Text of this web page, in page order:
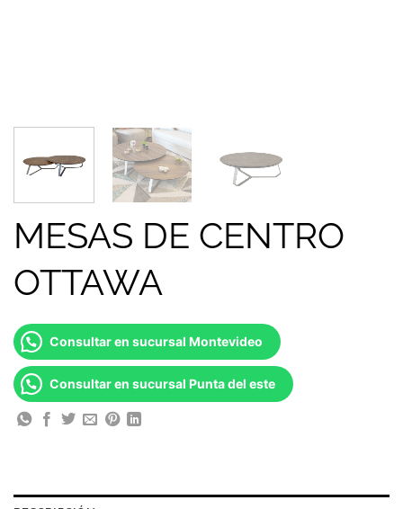
MESAS DE CENTRO
OTTAWA
Consultar en sucursal Montevideo
Consultar en sucursal Punta del este